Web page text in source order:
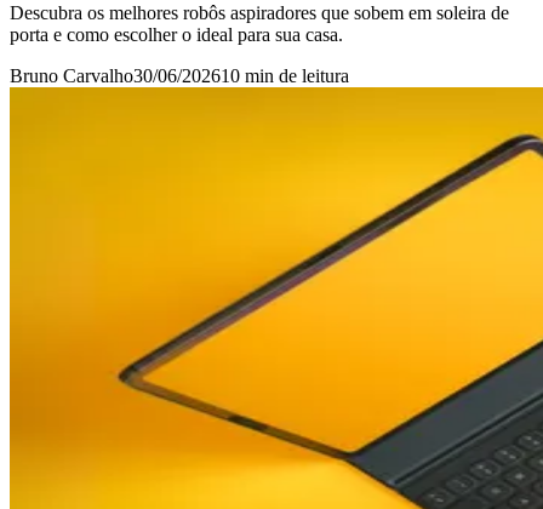
Descubra os melhores robôs aspiradores que sobem em soleira de
porta e como escolher o ideal para sua casa.
Bruno Carvalho30/06/202610 min de leitura